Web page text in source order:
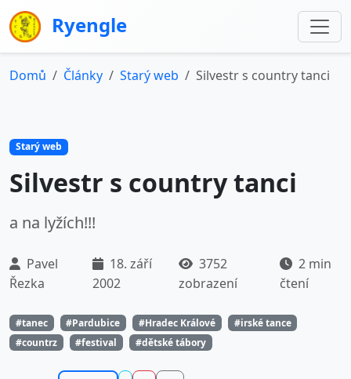
Ryengle
Domů Články Starý web Silvestr s country tanci
Starý web
Silvestr s country tanci
a na lyžích!!!
Pavel
Řezka
18. září
2002
3752
zobrazení
2 min
čtení
#tanec #Pardubice #Hradec Králové
#irské tance
#countrz
#festival #dětské tábory